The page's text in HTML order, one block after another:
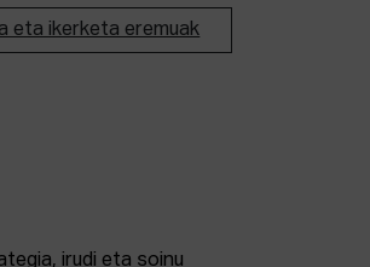
eta ikerketa eremuak
irudi eta soinu